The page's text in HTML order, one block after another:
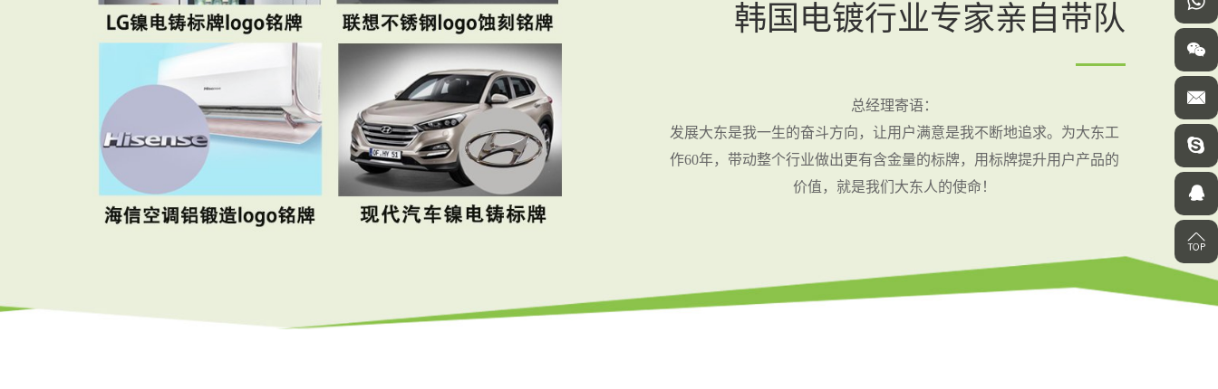
韩国电镀行业专家亲自带队
总经理寄语：
发展大东是我一生的奋斗方向，让用户满意是我不断地追求。为大东工
作60年，带动整个行业做出更有含金量的标牌，用标牌提升用户产品的
价值，就是我们大东人的使命！